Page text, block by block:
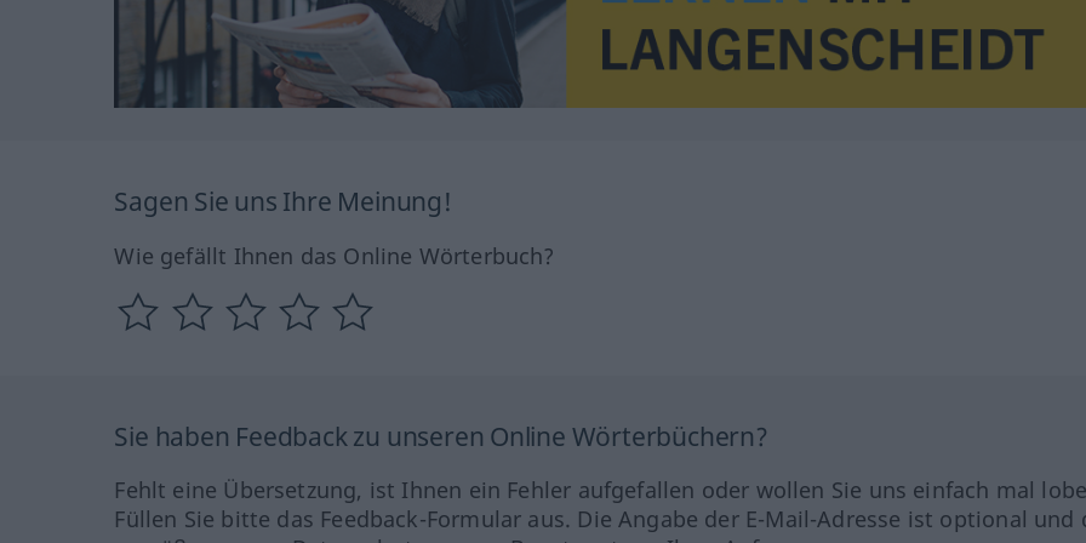
Sagen Sie uns Ihre Meinung!
Wie gefällt Ihnen das Online Wörterbuch?
Sie haben Feedback zu unseren Online Wörterbüchern?
Fehlt eine Übersetzung, ist Ihnen ein Fehler aufgefallen oder wollen Sie uns einfach mal
Füllen Sie bitte das Feedback-Formular aus. Die Angabe der E-Mail-Adresse ist optional und